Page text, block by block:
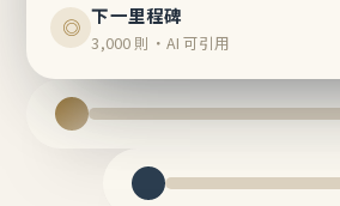
◎ 下一里程碑
3,000 則・AI 可引用